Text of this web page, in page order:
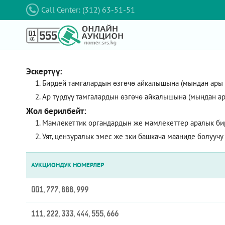
Call Center: (312) 63-51-51
Эскертүү:
Бирдей тамгалардын өзгөчө айкалышына (мындан ары
Ар түрдүү тамгалардын өзгөчө айкалышына (мындан
Жол берилбейт:
Мамлекеттик органдардын же мамлекеттер аралык
Уят, цензуралык эмес же эки башкача мааниде
АУКЦИОНДУК НОМЕРЛЕР
001, 777, 888, 999
111, 222, 333, 444, 555, 666